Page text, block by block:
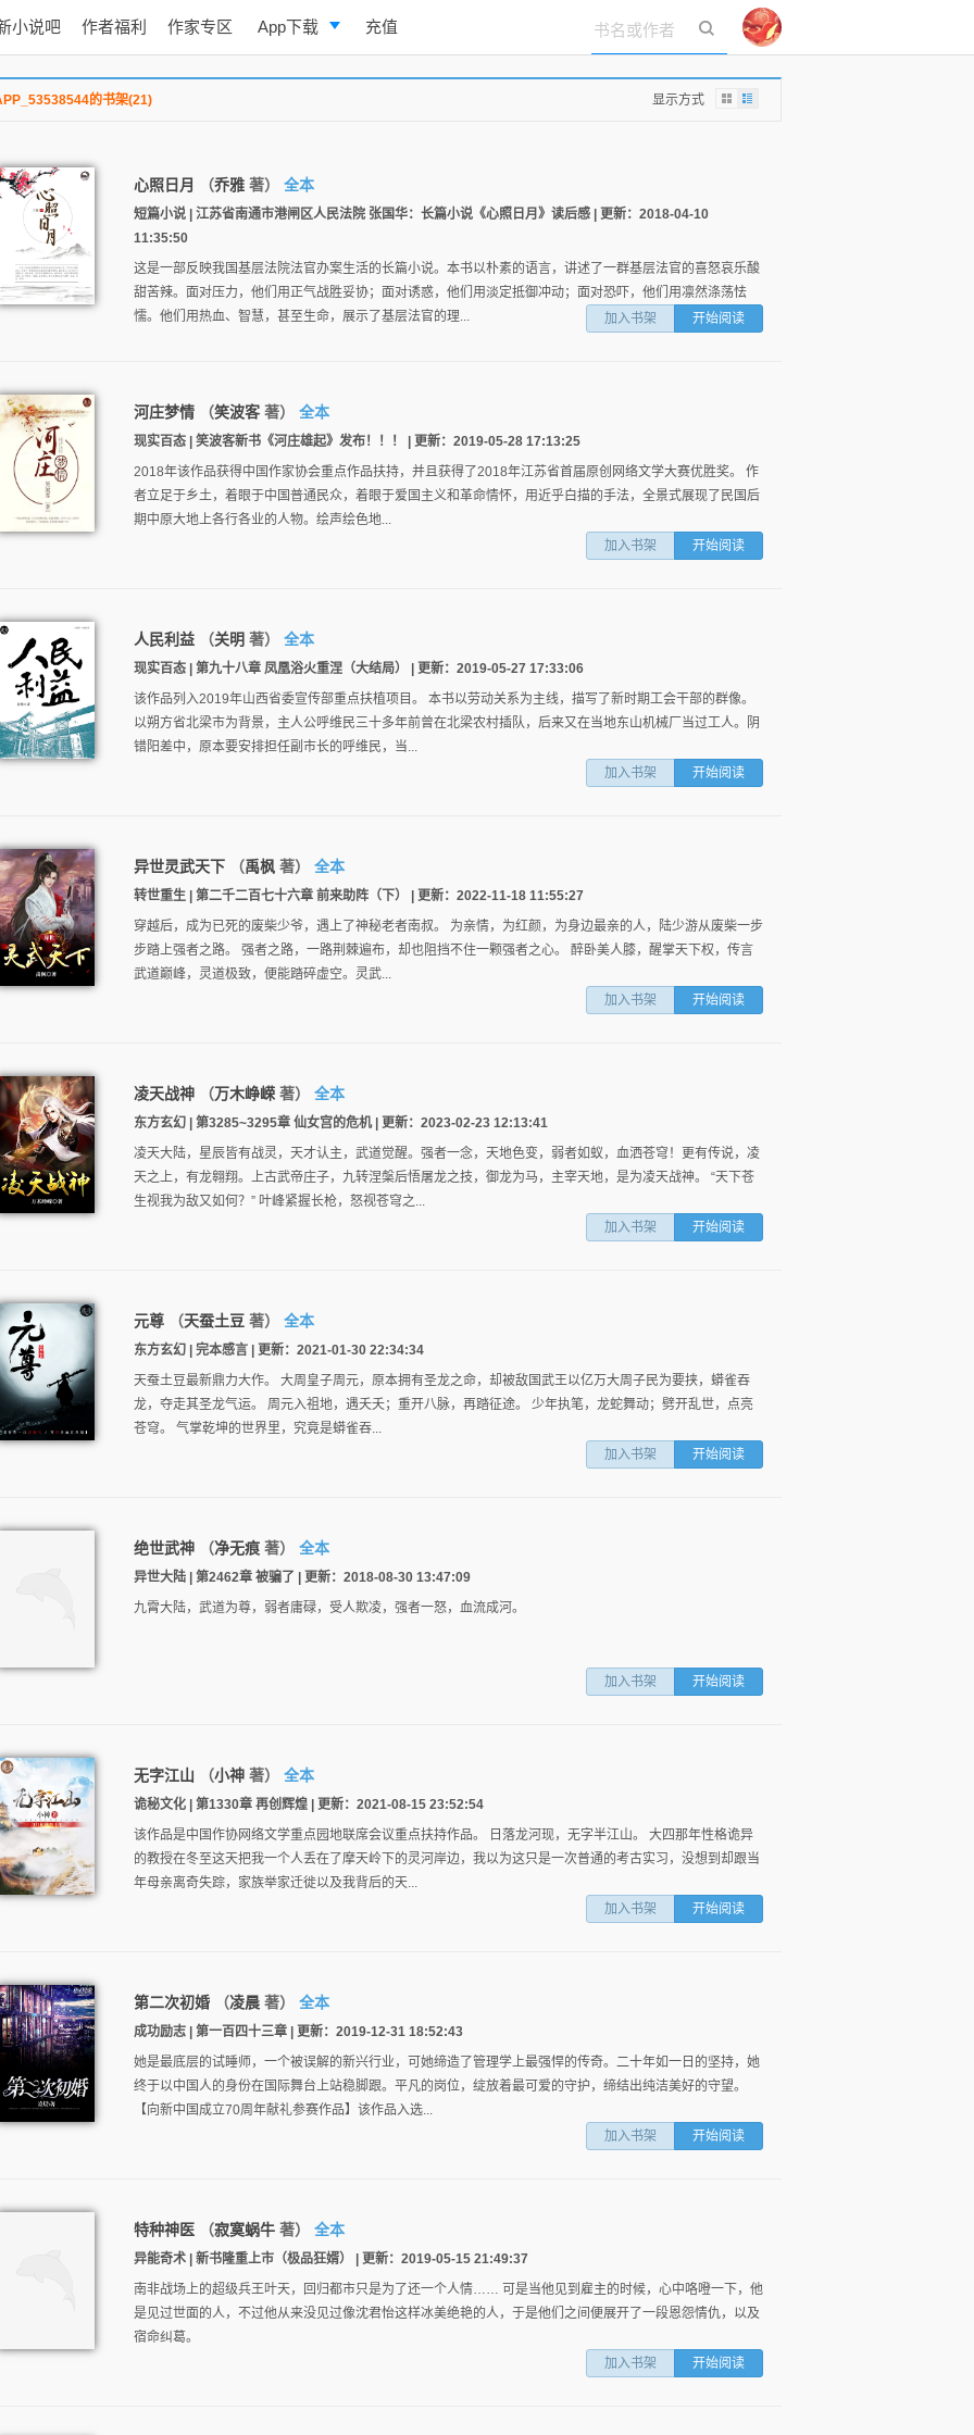
小说吧 作者福利 作家专区 App下载
逐浪小说
充值
立即登录
的书架(21) 显示方式
心照日月 （乔雅 著） 全本
短篇小说 | 江苏省南通市港闸区人民法院 张国华：长篇小说《心照日月》读后感 | 更新：2018-04-10
11:35:50
这是一部反映我国基层法院法官办案生活的长篇小说。本书以朴素的语言，讲述了一群基层法官的喜怒哀乐酸
甜苦辣。面对压力，他们用正气战胜妥协；面对诱惑，他们用淡定抵御冲动；面对恐吓，他们用凛然涤荡怯
懦。他们用热血、智慧，甚至生命，展示了基层法官的理...
加入书架 开始阅读
河庄梦情 （笑波客 著） 全本
现实百态 | 笑波客新书《河庄雄起》发布！！！ | 更新：2019-05-28 17:13:25
2018年该作品获得中国作家协会重点作品扶持，并且获得了2018年江苏省首届原创网络文学大赛优胜奖。 作
者立足于乡土，着眼于中国普通民众，着眼于爱国主义和革命情怀，用近乎白描的手法，全景式展现了民国后
期中原大地上各行各业的人物。绘声绘色地...
加入书架
开始阅读
人民利益 （关明 著） 全本
现实百态 | 第九十八章 凤凰浴火重涅（大结局） | 更新：2019-05-27 17:33:06
该作品列入2019年山西省委宣传部重点扶植项目。 本书以劳动关系为主线，描写了新时期工会干部的群像。
以朔方省北梁市为背景，主人公呼维民三十多年前曾在北梁农村插队，后来又在当地东山机械厂当过工人。阴
错阳差中，原本要安排担任副市长的呼维民，当...
加入书架
开始阅读
异世灵武天下 （禹枫 著） 全本
转世重生 | 第二千二百七十六章 前来助阵（下） | 更新：2022-11-18 11:55:27
穿越后，成为已死的废柴少爷，遇上了神秘老者南叔。 为亲情，为红颜，为身边最亲的人，陆少游从废柴一步
步踏上强者之路。 强者之路，一路荆棘遍布，却也阻挡不住一颗强者之心。 醉卧美人膝，醒掌天下权，传言
武道巅峰，灵道极致，便能踏碎虚空。灵武...
加入书架
开始阅读
凌天战神 （万木峥嵘 著） 全本
东方玄幻 | 第3285~3295章 仙女宫的危机 | 更新：2023-02-23 12:13:41
凌天大陆，星辰皆有战灵，天才认主，武道觉醒。强者一念，天地色变，弱者如蚁，血洒苍穹！更有传说，凌
天之上，有龙翱翔。上古武帝庄子，九转涅槃后悟屠龙之技，御龙为马，主宰天地，是为凌天战神。 “天下苍
生视我为敌又如何？” 叶峰紧握长枪，怒视苍穹之...
加入书架
开始阅读
元尊 （天蚕土豆 著） 全本
东方玄幻 | 完本感言 | 更新：2021-01-30 22:34:34
天蚕土豆最新鼎力大作。 大周皇子周元，原本拥有圣龙之命，却被敌国武王以亿万大周子民为要挟，蟒雀吞
龙，夺走其圣龙气运。 周元入祖地，遇夭夭；重开八脉，再踏征途。 少年执笔，龙蛇舞动；劈开乱世，点亮
苍穹。 气掌乾坤的世界里，究竟是蟒雀吞...
加入书架
开始阅读
绝世武神 （净无痕 著） 全本
异世大陆 | 第2462章 被骗了 | 更新：2018-08-30 13:47:09
九霄大陆，武道为尊，弱者庸碌，受人欺凌，强者一怒，血流成河。
加入书架 开始阅读
无字江山 （小神 著） 全本
诡秘文化 | 第1330章 再创辉煌 | 更新：2021-08-15 23:52:54
该作品是中国作协网络文学重点园地联席会议重点扶持作品。 日落龙河现，无字半江山。 大四那年性格诡异
的教授在冬至这天把我一个人丢在了摩天岭下的灵河岸边，我以为这只是一次普通的考古实习，没想到却跟当
年母亲离奇失踪，家族举家迁徙以及我背后的天...
加入书架
开始阅读
第二次初婚 （凌晨 著） 全本
成功励志 | 第一百四十三章 | 更新：2019-12-31 18:52:43
她是最底层的试睡师，一个被误解的新兴行业，可她缔造了管理学上最强悍的传奇。二十年如一日的坚持，她
终于以中国人的身份在国际舞台上站稳脚跟。平凡的岗位，绽放着最可爱的守护，缔结出纯洁美好的守望。
【向新中国成立70周年献礼参赛作品】该作品入选...
加入书架
开始阅读
特种神医 （寂寞蜗牛 著） 全本
异能奇术 | 新书隆重上市（极品狂婿） | 更新：2019-05-15 21:49:37
南非战场上的超级兵王叶天，回归都市只是为了还一个人情…… 可是当他见到雇主的时候，心中咯噔一下，他
是见过世面的人，不过他从来没见过像沈君怡这样冰美绝艳的人，于是他们之间便展开了一段恩怨情仇，以及
宿命纠葛。
加入书架
开始阅读